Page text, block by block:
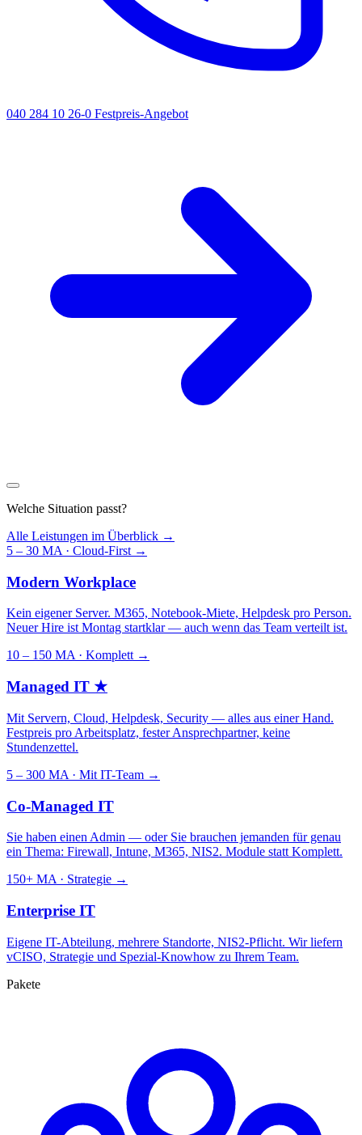
040 284 10 26-0 Festpreis-Angebot
Welche Situation passt?
Alle Leistungen im Überblick →
5 – 30 MA · Cloud-First →
Modern Workplace
Kein eigener Server. M365, Notebook-Miete, Helpdesk pro Person.
Neuer Hire ist Montag startklar — auch wenn das Team verteilt ist.
10 – 150 MA · Komplett →
Managed IT ★
Mit Servern, Cloud, Helpdesk, Security — alles aus einer Hand.
Festpreis pro Arbeitsplatz, fester Ansprechpartner, keine
Stundenzettel.
5 – 300 MA · Mit IT-Team →
Co-Managed IT
Sie haben einen Admin — oder Sie brauchen jemanden für genau
ein Thema: Firewall, Intune, M365, NIS2. Module statt Komplett.
150+ MA · Strategie →
Enterprise IT
Eigene IT-Abteilung, mehrere Standorte, NIS2-Pflicht. Wir liefern
vCISO, Strategie und Spezial-Knowhow zu Ihrem Team.
Pakete